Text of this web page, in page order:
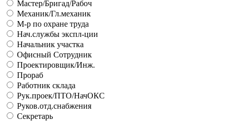
Мастер/Бригад/Рабоч
Механик/Гл.механик
М-р по охране труда
Нач.службы экспл-ции
Начальник участка
Офисный Сотрудник
Проектировщик/Инж.
Прораб
Работник склада
Рук.проек/ПТО/НачОКС
Руков.отд.снабжения
Секретарь